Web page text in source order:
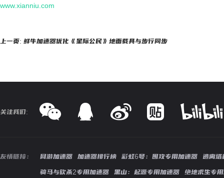
www.xianniu.com
上一页: 鲜牛加速器优化《星际公民》地面载具与步行同步
关注我们:
友情链接： 网游加速器 加速器排行榜 彩虹6号：围攻专用加速器
逃离塔
骑马与砍杀2专用加速器
黑山：起源专用加速器 绝地求生专